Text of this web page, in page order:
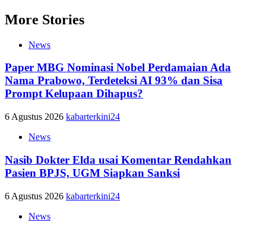
More Stories
News
Paper MBG Nominasi Nobel Perdamaian Ada
Nama Prabowo, Terdeteksi AI 93% dan Sisa
Prompt Kelupaan Dihapus?
6 Agustus 2026 kabarterkini24
News
Nasib Dokter Elda usai Komentar Rendahkan
Pasien BPJS, UGM Siapkan Sanksi
6 Agustus 2026 kabarterkini24
News